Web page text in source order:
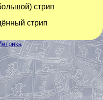
стрип
стрип